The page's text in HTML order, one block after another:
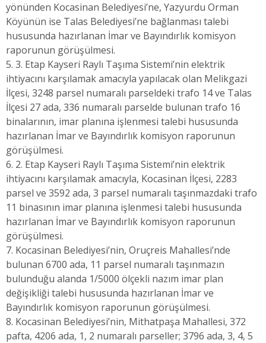
yönünden Kocasinan Belediyesi’ne, Yazyurdu Orman
Köyünün ise Talas Belediyesi’ne bağlanması talebi
hususunda hazırlanan İmar ve Bayındırlık komisyon
raporunun görüşülmesi.
5. 3. Etap Kayseri Raylı Taşıma Sistemi’nin elektrik
ihtiyacını karşılamak amacıyla yapılacak olan Melikgazi
İlçesi, 3248 parsel numaralı parseldeki trafo 14 ve Talas
İlçesi 27 ada, 336 numaralı parselde bulunan trafo 16
binalarının, imar planına işlenmesi talebi hususunda
hazırlanan İmar ve Bayındırlık komisyon raporunun
görüşülmesi.
6. 2. Etap Kayseri Raylı Taşıma Sistemi’nin elektrik
ihtiyacını karşılamak amacıyla, Kocasinan İlçesi, 2283
parsel ve 3592 ada, 3 parsel numaralı taşınmazdaki trafo
11 binasının imar planına işlenmesi talebi hususunda
hazırlanan İmar ve Bayındırlık komisyon raporunun
görüşülmesi.
7. Kocasinan Belediyesi’nin, Oruçreis Mahallesi’nde
bulunan 6700 ada, 11 parsel numaralı taşınmazın
bulunduğu alanda 1/5000 ölçekli nazım imar plan
değişikliği talebi hususunda hazırlanan İmar ve
Bayındırlık komisyon raporunun görüşülmesi.
8. Kocasinan Belediyesi’nin, Mithatpaşa Mahallesi, 372
pafta, 4206 ada, 1, 2 numaralı parseller; 3796 ada, 3, 4, 5